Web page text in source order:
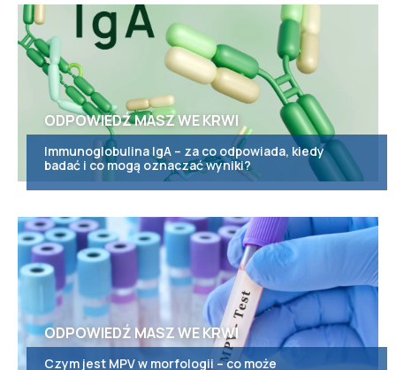
ODPOWIEDŹ MASZ WE KRWI
Immunoglobulina IgA – za co odpowiada, kiedy
badać i co mogą oznaczać wyniki?
ODPOWIEDŹ MASZ WE KRWI
Czym jest MPV w morfologii – co może